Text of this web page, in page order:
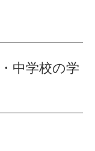
中学校の学